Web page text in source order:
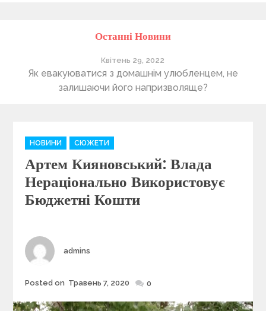
Останні Новини
Квітень 29, 2022
Як евакуюватися з домашнім улюбленцем, не
залишаючи його напризволяще?
C
a
t
e
g
o
e
s
НОВИНИ СЮЖЕТИ
Артем Кияновський: Влада
Нераціонально Використовує
Бюджетні Кошти
Author
admins
Posted
Posted on Травень 7, 2020 0